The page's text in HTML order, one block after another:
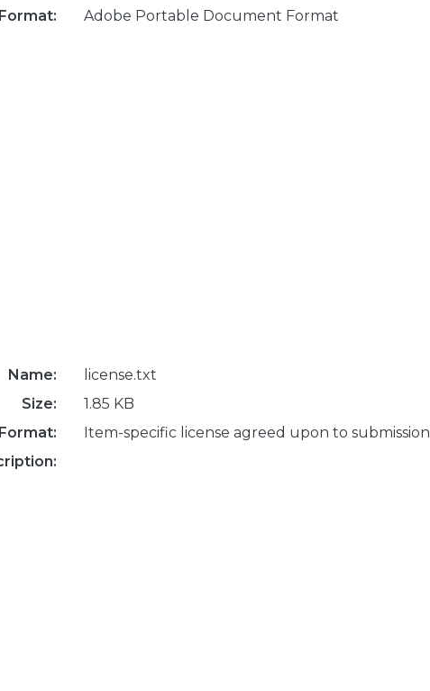
Format:
Adobe Portable Document Format
Name:
license.txt
Size:
1.85 KB
Format:
Item-specific license agreed upon to submission